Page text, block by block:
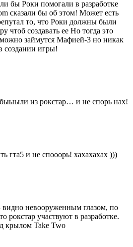
бы Роки помогали в разработке
сказали бы об этом! Может есть
то, что Роки должны были
чтоб создавать ее Но тогда это
займутся Мафией-3 но никак
игры!
из рокстар… и не спорь нах!
гта5 и не спооорь! хахахахах )))
видно невооруженным глазом, по
рокстар участвуют в разработке.
крылом Take Two